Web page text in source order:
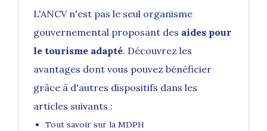
L'ANCV n'est pas le seul organisme
gouvernemental proposant des aides pour
le tourisme adapté. Découvrez les
avantages dont vous pouvez bénéficier
grâce à d'autres dispositifs dans les
articles suivants :
Tout savoir sur la MDPH